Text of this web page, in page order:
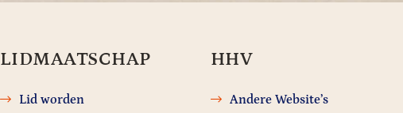
LIDMAATSCHAP
Lid worden
HHV
Andere Website’s